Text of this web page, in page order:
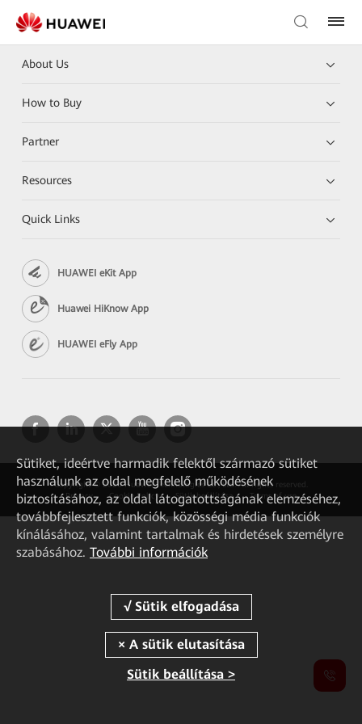
About Us
How to Buy
Partner
Resources
Quick Links
HUAWEI eKit App
Huawei HiKnow App
HUAWEI eFly App
Copyright © 2026 Huawei Technologies Co., Ltd. All rights reserved.
Privacy
Cookie Policy Sütik beállítása Terms of use
Sütiket, ideértve harmadik felektől származó sütiket
használunk az oldal megfelelő működésének
biztosításához, az oldal látogatottságának elemzéséhez,
továbbfejlesztett funkciók, közösségi média funkciók
kínálásához, valamint tartalmak és hirdetések személyre
szabásához. További információk
Sütik beállítása >